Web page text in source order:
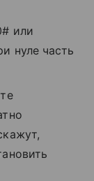
или
нуле часть